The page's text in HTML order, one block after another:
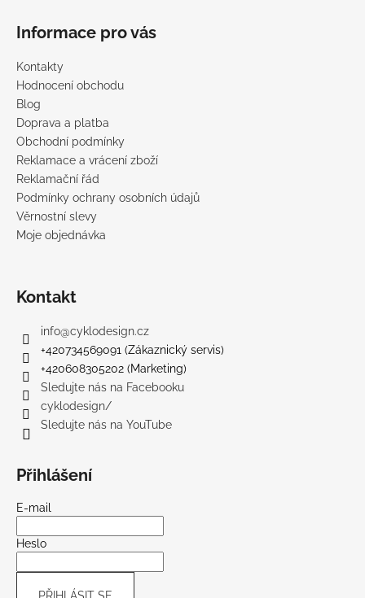
Informace pro vás
Kontakty
Hodnocení obchodu
Blog
Doprava a platba
Obchodní podmínky
Reklamace a vrácení zboží
Reklamační řád
Podmínky ochrany osobních údajů
Věrnostní slevy
Moje objednávka
Kontakt
info@cyklodesign.cz
+420734569091 (Zákaznický servis)
+420608305202 (Marketing)
Sledujte nás na Facebooku
cyklodesign/
Sledujte nás na YouTube
Přihlášení
E-mail
Heslo